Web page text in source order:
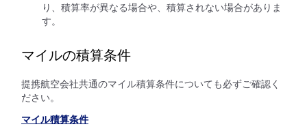
り、積算率が異なる場合や、積算されない場合がありま
す。
マイルの積算条件
提携航空会社共通のマイル積算条件についても必ずご確認く
ださい。
マイル積算条件